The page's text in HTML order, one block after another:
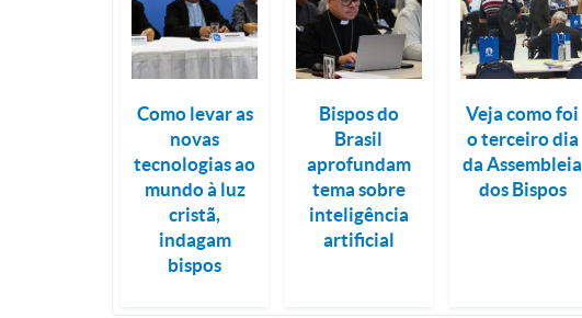
Como levar as
novas
tecnologias ao
mundo à luz
cristã,
indagam
bispos
Bispos do
Brasil
aprofundam
tema sobre
inteligência
artificial
Veja como foi
o terceiro dia
da Assembleia
dos Bispos